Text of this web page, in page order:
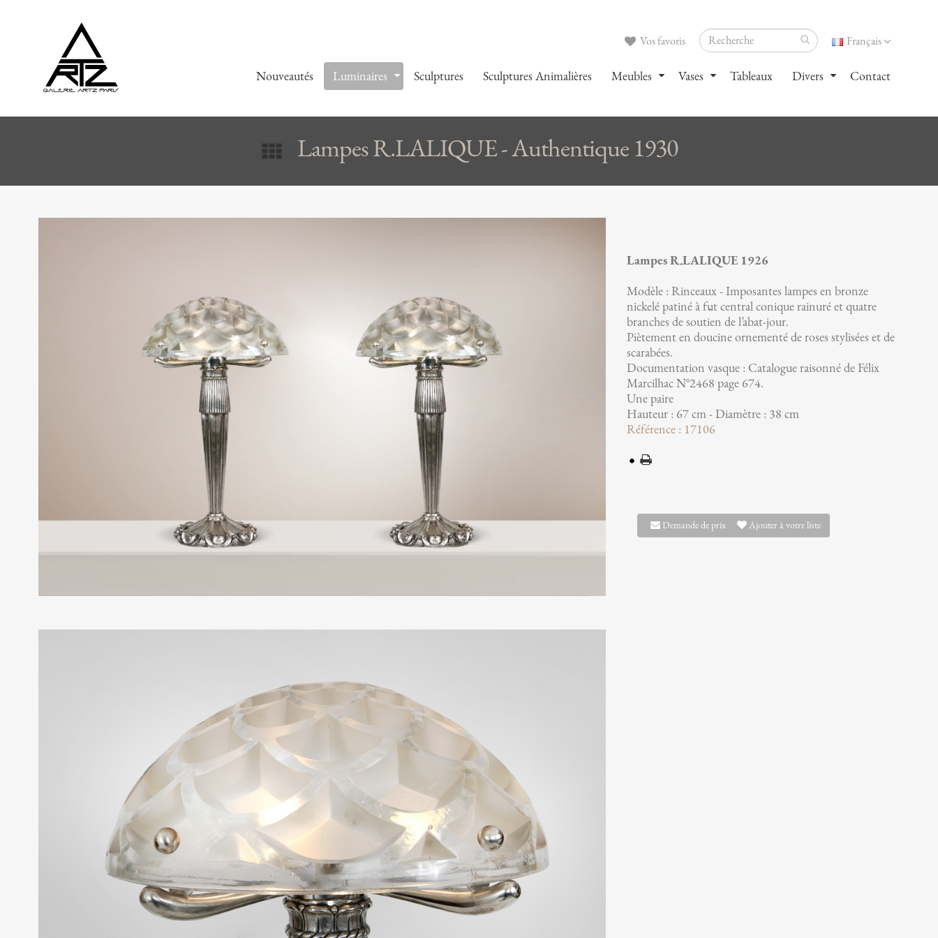
Français
Vos favoris
Nouveautés Luminaires Sculptures Sculptures Animalières Meubles Vases Tableaux Divers Contact
Lampes R.LALIQUE - Authentique 1930
Lampes R.LALIQUE 1926
Modèle : Rinceaux - Imposantes lampes en bronze
nickelé patiné à fût central conique rainuré et quatre
branches de soutien de l’abat-jour.
Piètement en doucine ornementé de roses stylisées et de
scarabées.
Documentation vasque : Catalogue raisonné de Félix
Marcilhac N°2468 page 674.
Une paire
Hauteur : 67 cm - Diamètre : 38 cm
Référence : 17106
Demande de prix Ajouter à votre liste